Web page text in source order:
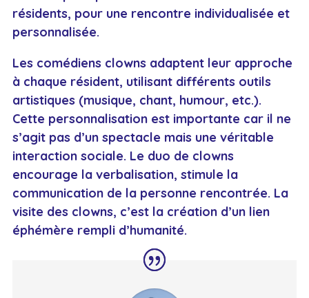
résidents, pour une rencontre individualisée et
personnalisée.
Les comédiens clowns adaptent leur approche
à chaque résident, utilisant différents outils
artistiques (musique, chant, humour, etc.).
Cette personnalisation est importante car il ne
s’agit pas d’un spectacle mais une véritable
interaction sociale. Le duo de clowns
encourage la verbalisation, stimule la
communication de la personne rencontrée. La
visite des clowns, c’est la création d’un lien
éphémère rempli d’humanité.